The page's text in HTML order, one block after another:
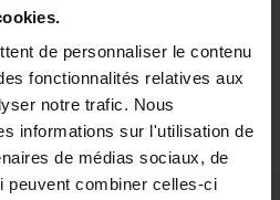
de personnaliser le contenu
fonctionnalités relatives aux
notre trafic. Nous
informations sur l'utilisation de
de médias sociaux, de
peuvent combiner celles-ci
En avión
cercanos: Rodez(80 km),
(119 km)
Luego
Coche o taxi
y 1h40 para Montpellier)